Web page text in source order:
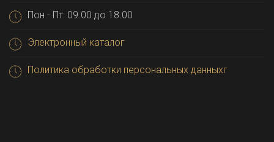
Пон - Пт: 09.00 до 18.00
Электронный каталог
Политика обработки персональных данныхг